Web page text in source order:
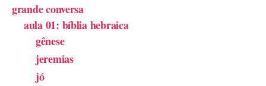
grande conversa
aula 01: bíblia hebraica
gênese
jeremias
jó